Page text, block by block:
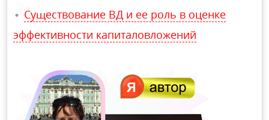
Существование ВД и ее роль в оценке
эффективности капиталовложений